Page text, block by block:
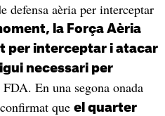
defensa aèria per interceptar
la Força Aèria
per interceptar i atacar
necessari per
En una segona onada
que el quarter